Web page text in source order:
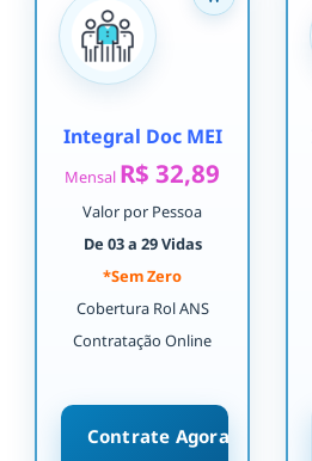
Integral Doc MEI
Mensal R$ 32,89
Valor por Pessoa
De 03 a 29 Vidas
*Sem Zero
Cobertura Rol ANS
Contratação Online
Contrate Agora